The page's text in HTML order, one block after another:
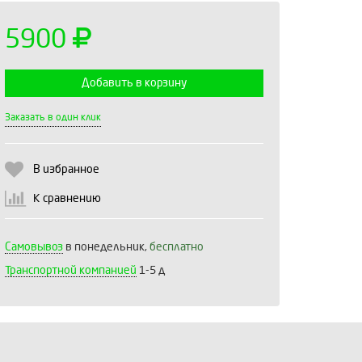
5900
Добавить в корзину
Заказать в один клик
В избранное
К сравнению
Самовывоз в понедельник, бесплатно
Транспортной компанией 1-5 д